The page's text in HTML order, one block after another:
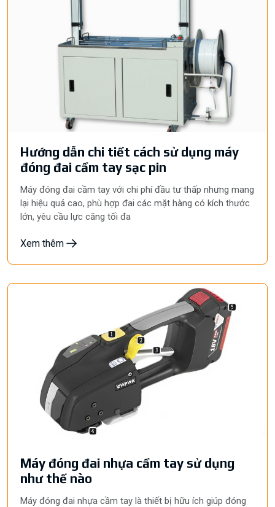
Hướng dẫn chi tiết cách sử dụng máy
đóng đai cầm tay sạc pin
Máy đóng đai cầm tay với chi phí đầu tư thấp nhưng mang
lại hiệu quả cao, phù hợp đai các mặt hàng có kích thước
lớn, yêu cầu lực căng tối đa
Xem thêm
Máy đóng đai nhựa cầm tay sử dụng
như thế nào
Máy đóng đai nhựa cầm tay là thiết bị hữu ích giúp đóng